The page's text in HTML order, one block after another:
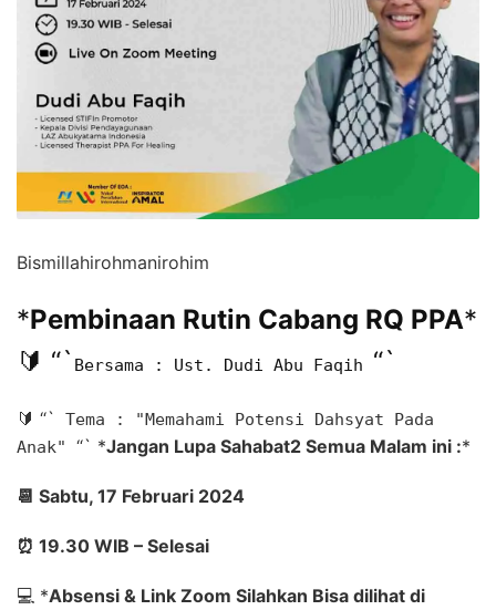
Bismillahirohmanirohim
*Pembinaan Rutin Cabang RQ PPA*
🔰 “` Bersama : Ust. Dudi Abu Faqih “`
🔰 “`
Tema : "Memahami Potensi Dahsyat Pada
Anak" “` *Jangan Lupa Sahabat2 Semua Malam ini :*
📆 Sabtu, 17 Februari 2024
⏰ 19.30 WIB – Selesai
💻 *Absensi & Link Zoom Silahkan Bisa dilihat di